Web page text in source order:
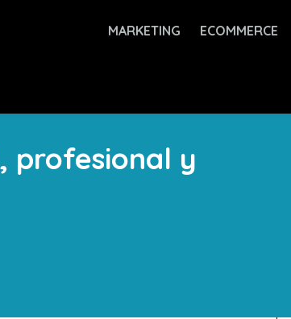
MARKETING ECOMMERCE
profesional y